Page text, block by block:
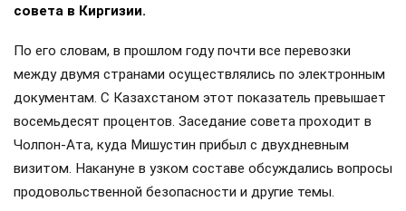
совета в Киргизии.
По его словам, в прошлом году почти все перевозки
между двумя странами осуществлялись по электронным
документам. С Казахстаном этот показатель превышает
восемьдесят процентов. Заседание совета проходит в
Чолпон-Ата, куда Мишустин прибыл с двухдневным
визитом. Накануне в узком составе обсуждались вопросы
продовольственной безопасности и другие темы.